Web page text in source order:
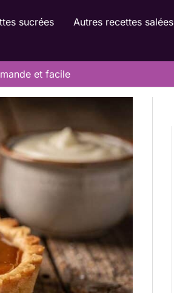
sucrées Autres recettes salées
et facile